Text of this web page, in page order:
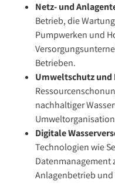
Netz- und
Betrieb, die
Pumpwerken und
Betrieben.
Umweltschutz
nachhaltiger
Digitale
Technologien wie
Datenmanagement
Anlagenbetrieb